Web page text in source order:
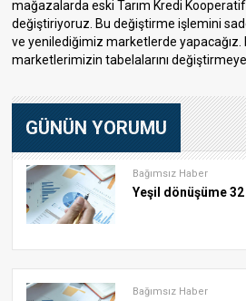
mağazalarda eski Tarım Kredi
değiştiriyoruz. Bu değiştirme işlemini
ve yenilediğimiz marketlerde yapacağız.
marketlerimizin tabelalarını
GÜNÜN YORUMU
Bağımsız Haber
Yeşil dönüşüme
Bağımsız Haber